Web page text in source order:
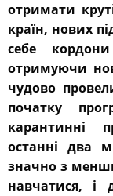
отримати
країн, нових
себе
отримуючи
чудово
початку
карантинні
останні два
значно з
навчатися, і